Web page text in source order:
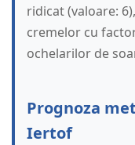
ridicat (valoare:
cremelor cu
ochelarilor de
Prognoza
Iertof